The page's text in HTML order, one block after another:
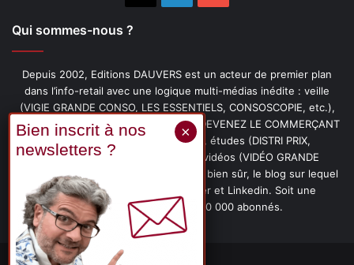
Qui sommes-nous ?
Depuis 2002, Editions DAUVERS est un acteur de premier plan
dans l’info-retail avec une logique multi-médias inédite : veille
(VIGIE GRANDE CONSO, LES ESSENTIELS, CONSOSCOPIE, etc.),
livres (PENSER-CLIENT, IMAGE-PRIX, DEVENEZ LE COMMERÇANT
PRÉFÉRÉ DE VOS CLIENTS, etc.), études (DISTRI PRIX,
PROMOFLASH, DRIVE INSIGHTS), vidéos (VIDÉO GRANDE
CONSO), podcasts (CAFÉ CONSO) et, bien sûr, le blog sur lequel
vous êtes, ainsi que les fils Twitter et Linkedin. Soit une
communauté de plus de 150 000 abonnés.